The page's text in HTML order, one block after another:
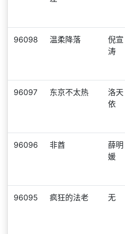
96098 温柔降落
倪宣
涛
96097 东京不太热
洛天
依
96096 非酋
薛明
媛
96095 疯狂的法老 无